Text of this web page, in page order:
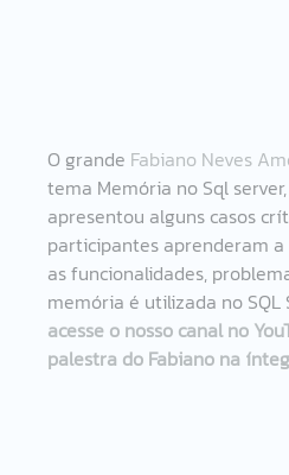
O grande Fabiano Neves
tema Memória no Sql
apresentou alguns casos
participantes aprenderam
as funcionalidades,
memória é utilizada no SQL
acesse o nosso canal no
palestra do Fabiano na